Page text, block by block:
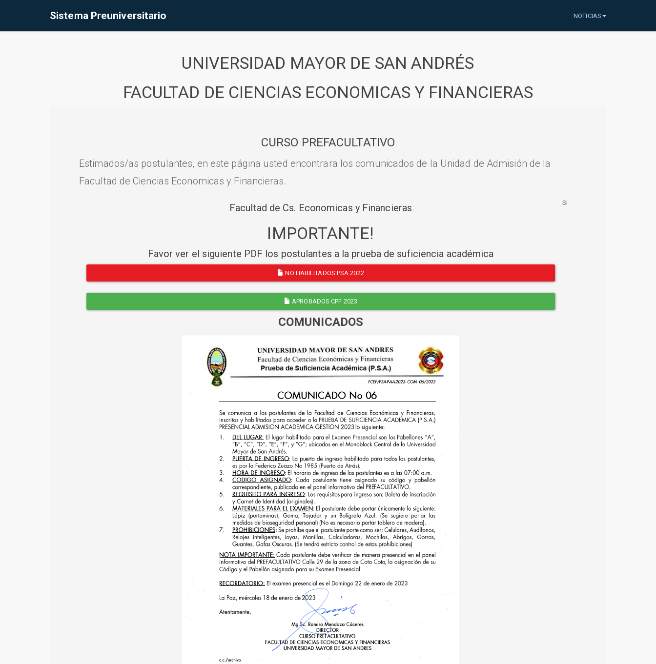
Sistema Preuniversitario NOTICIAS
UNIVERSIDAD MAYOR DE SAN ANDRÉS
FACULTAD DE CIENCIAS ECONOMICAS Y FINANCIERAS
CURSO PREFACULTATIVO
Estimados/as postulantes, en este página usted encontrara los comunicados de la Unidad de Admisión de la
Facultad de Ciencias Economicas y Financieras.
Facultad de Cs. Economicas y Financieras
IMPORTANTE!
Favor ver el siguiente PDF los postulantes a la prueba de suficiencia académica
NO HABILITADOS PSA 2022
APROBADOS CPF 2023
COMUNICADOS
SI